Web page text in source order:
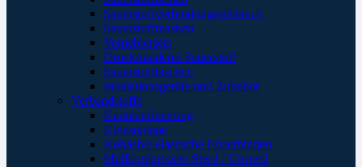
Sauerstoffverbindungsschlauch
Sauerstoffmasken
Verneblersets
Druckminderer Sauerstoff
Sauerstofftaschen
Inhalationsgeräte und Zubehör
Verbandstoffe
Kanülenfixierung
Kinesoptape
Kohäsive elastische Fixierbinden
Mullkompressen Steril / Unsteril